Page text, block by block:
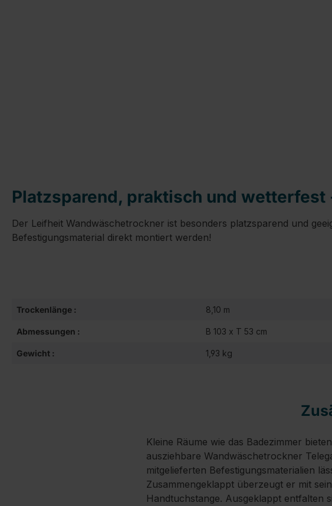
Platzsparend, praktisch und wetterfest
Der Leifheit Wandwäschetrockner ist besonders platzsparend und
Befestigungsmaterial direkt montiert werden!
Trockenlänge : 8,10 m
Abmessungen : B 103 x T 53 cm
Gewicht : 1,93 kg
Kleine Räume wie das Badezimmer
ausziehbare Wandwäschetrockner
mitgelieferten Befestigungsmaterialien
Zusammengeklappt überzeugt er mit
Handtuchstange. Ausgeklappt entfalten